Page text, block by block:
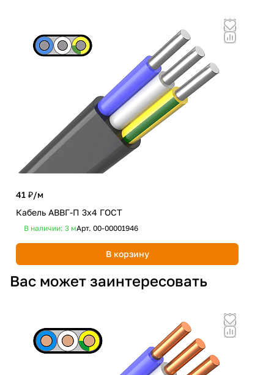
41 ₽/м
Кабель АВВГ-П 3х4 ГОСТ
В наличии: 3 мАрт. 00-00001946
В корзину
Вас может заинтересовать